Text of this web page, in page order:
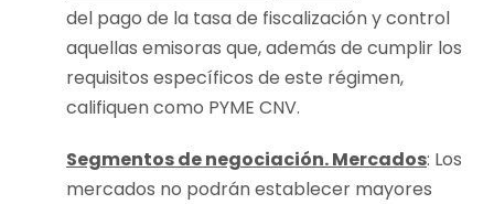
del pago de la tasa de fiscalización y control
aquellas emisoras que, además de cumplir los
requisitos específicos de este régimen,
califiquen como PYME CNV.
Segmentos de negociación. Mercados: Los
mercados no podrán establecer mayores